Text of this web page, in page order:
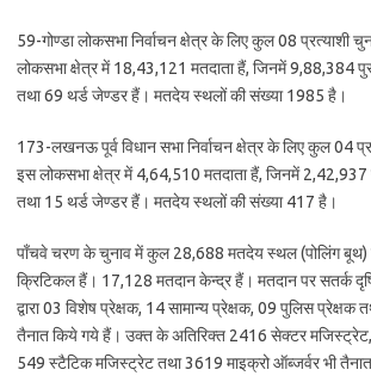
59-गोण्डा लोकसभा निर्वाचन क्षेत्र के लिए कुल 08 प्रत्याशी
लोकसभा क्षेत्र में 18,43,121 मतदाता हैं, जिनमें 9,88,384
तथा 69 थर्ड जेण्डर हैं। मतदेय स्थलों की संख्या 1985 है।
173-लखनऊ पूर्व विधान सभा निर्वाचन क्षेत्र के लिए कुल 04
इस लोकसभा क्षेत्र में 4,64,510 मतदाता हैं, जिनमें
तथा 15 थर्ड जेण्डर हैं। मतदेय स्थलों की संख्या 417 है।
पाँचवे चरण के चुनाव में कुल 28,688 मतदेय स्थल (पोलिंग
क्रिटिकल हैं। 17,128 मतदान केन्द्र हैं। मतदान पर सतर्क
द्वारा 03 विशेष प्रेक्षक, 14 सामान्य प्रेक्षक, 09 पुलिस प्रेक्षक
तैनात किये गये हैं। उक्त के अतिरिक्त 2416 सेक्टर
549 स्टैटिक मजिस्ट्रेट तथा 3619 माइक्रो ऑब्जर्वर भी